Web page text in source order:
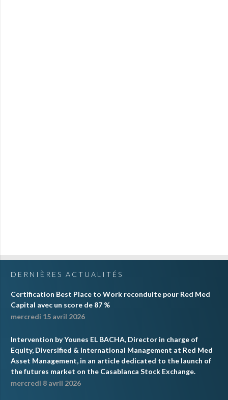
DERNIÈRES ACTUALITÉS
Certification Best Place to Work reconduite pour Red Med
Capital avec un score de 87 %
mercredi 15 avril 2026
Intervention by Younes EL BACHA, Director in charge of
Equity, Diversified & International Management at Red Med
Asset Management, in an article dedicated to the launch of
the futures market on the Casablanca Stock Exchange.
mercredi 8 avril 2026